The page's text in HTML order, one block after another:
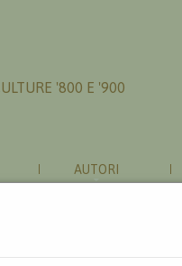
'800 E '900
AUTORI